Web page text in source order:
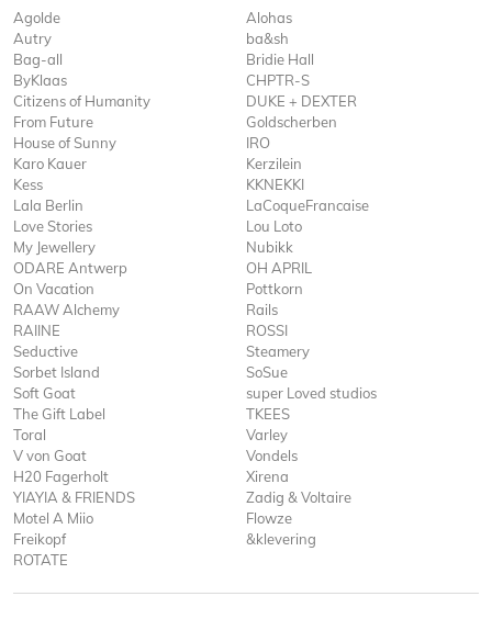
Agolde
Alohas
Autry
ba&sh
Bag-all
Bridie Hall
ByKlaas
CHPTR-S
Citizens of Humanity
DUKE + DEXTER
From Future
Goldscherben
House of Sunny
IRO
Karo Kauer
Kerzilein
Kess
KKNEKKI
Lala Berlin
LaCoqueFrancaise
Love Stories
Lou Loto
My Jewellery
Nubikk
ODARE Antwerp
OH APRIL
On Vacation
Pottkorn
RAAW Alchemy
Rails
RAIINE
ROSSI
Seductive
Steamery
Sorbet Island
SoSue
Soft Goat
super Loved studios
The Gift Label
TKEES
Toral
Varley
V von Goat
Vondels
H20 Fagerholt
Xirena
YIAYIA & FRIENDS
Zadig & Voltaire
Motel A Miio
Flowze
Freikopf
&klevering
ROTATE